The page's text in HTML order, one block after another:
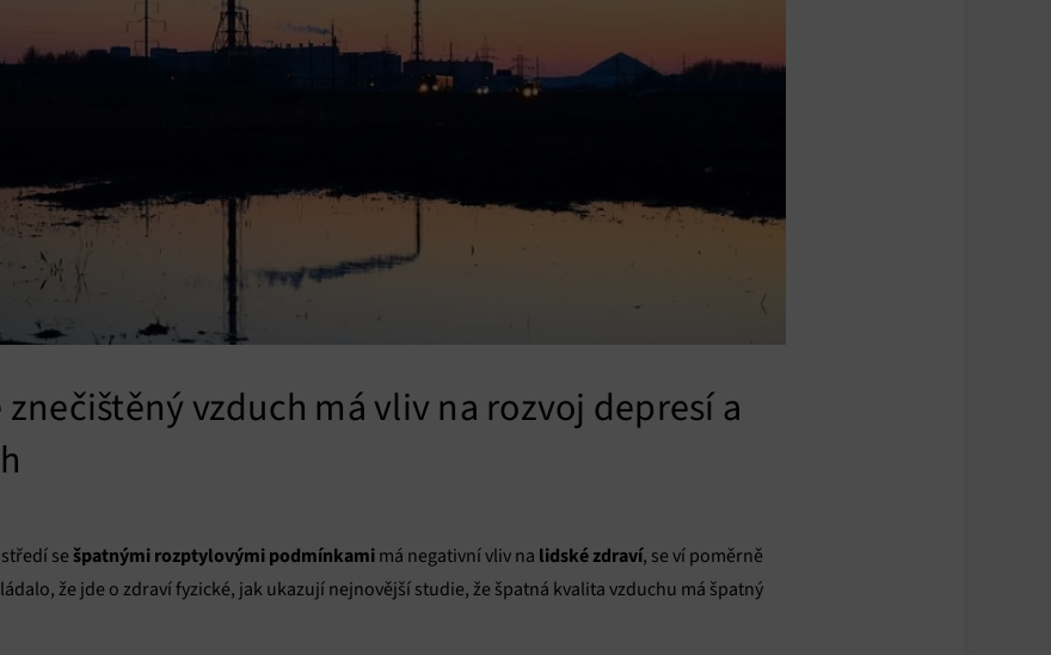
vzduch má vliv na rozvoj depresí a
se špatnými rozptylovými podmínkami má negativní vliv na lidské zdraví, se ví poměrně
že jde o zdraví fyzické, jak ukazují nejnovější studie, že špatná kvalita vzduchu má špatný